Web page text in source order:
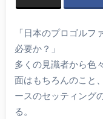
「日本のプロゴル
必要か？」
多くの見識者から色
面はもちろんのこと
ースのセッティング
る。